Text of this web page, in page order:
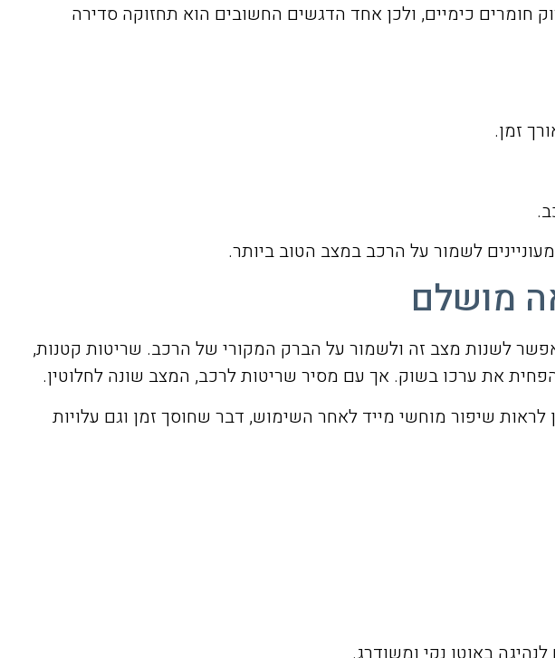
חומרים כימיים, ולכן אחד הדגשים החשובים הוא תחזוקה סדירה
זמן.
לשמור על הרכב במצב הטוב ביותר.
מושלם
לשנות מצב זה ולשמור על הברק המקורי של הרכב. שריטות קטנות,
את ערכו בשוק. אך עם מסיר שריטות לרכב, המצב שונה לחלוטין.
שיפור מוחשי מייד לאחר השימוש, דבר שחוסך זמן וגם עלויות